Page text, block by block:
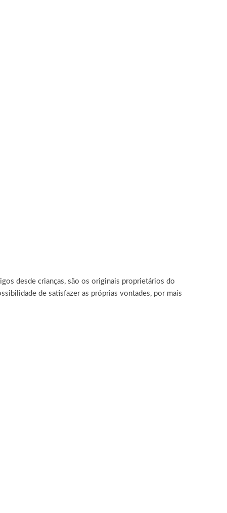
desde crianças, são os originais proprietários do
de satisfazer as próprias vontades, por mais